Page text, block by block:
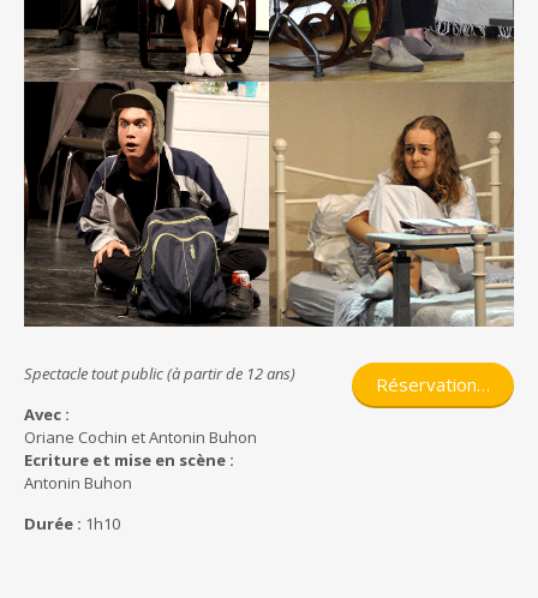
Réservation…
Spectacle tout public (à partir de 12 ans)
Avec :
Oriane Cochin et Antonin Buhon
Ecriture et mise en scène :
Antonin Buhon
Durée : 1h10